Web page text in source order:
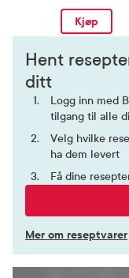
Kjøp
Hent
ditt
Logg inn med
tilgang til alle
Velg hvilke
ha dem levert
Få dine
Mer om reseptvarer